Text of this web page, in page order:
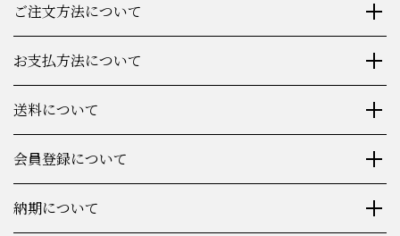
ご注文方法について
お支払方法について
送料について
会員登録について
納期について